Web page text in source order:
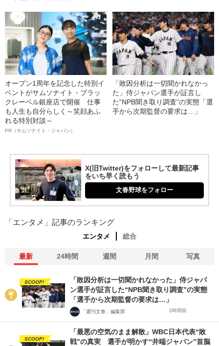
オープン1周年を記念した特別イ
ベントがサムソナイト・ブラッ
クレーベル銀座店で開催 仕事
も人生も自分らしく～笑顔あふ
れる特別対談～
PR（サムソナイト・ジャパン）
「敗因分析は一切聞かれなかっ
た」侍ジャパン選手が証言し
た“NPB聞き取り調査”の実態「選
手から次期監督の要求は…」
X(旧Twitter)をフォローして最新記事
をいち早く読もう
文春野球をフォロー
「エンタメ」記事のランキング
エンタメ 総合
最新 24時間 週間 月間 写真
SCOOP!
「敗因分析は一切聞かれなかった」侍ジャパ
ン選手が証言した“NPB聞き取り調査”の実態
「選手から次期監督の要求は…」
「週刊文春」編集部 2時間前
SCOOP!
「最悪の空気のまま解散」WBC日本代表“敗
戦”の真実 選手が明かす“井端ジャパン”首脳